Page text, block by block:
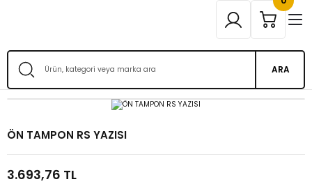
ARA
ÖN TAMPON RS YAZISI
3.693,76 TL